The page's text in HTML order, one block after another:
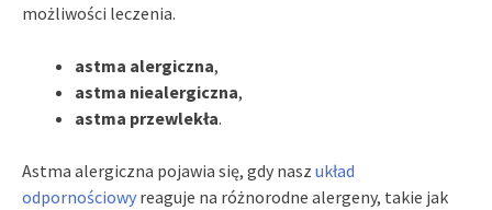
możliwości leczenia.
astma alergiczna,
astma niealergiczna,
astma przewlekła.
Astma alergiczna pojawia się, gdy nasz układ
odpornościowy reaguje na różnorodne alergeny, takie jak